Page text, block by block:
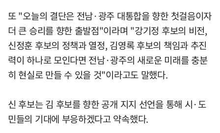
또 "오늘의 결단은 전남·광주 대통합을 향한 첫걸음이자
더 큰 승리를 향한 출발점"이라며 "강기정 후보의 비전,
신정훈 후보의 정책과 열정, 김영록 후보의 책임과 추진
력이 하나로 모인다면 전남·광주의 새로운 미래를 충분
히 현실로 만들 수 있을 것"이라고도 말했다.
신 후보는 김 후보를 향한 공개 지지 선언을 통해 시·도
민들의 기대에 부응하겠다고 약속했다.